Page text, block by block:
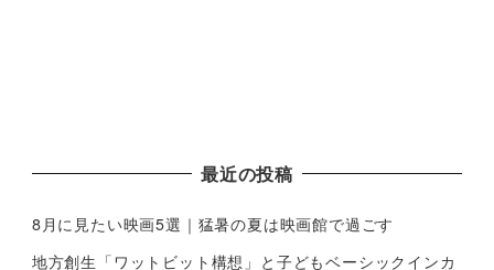
最近の投稿
8月に見たい映画5選｜猛暑の夏は映画館で過ごす
地方創生「ワットビット構想」と子どもベーシックインカ